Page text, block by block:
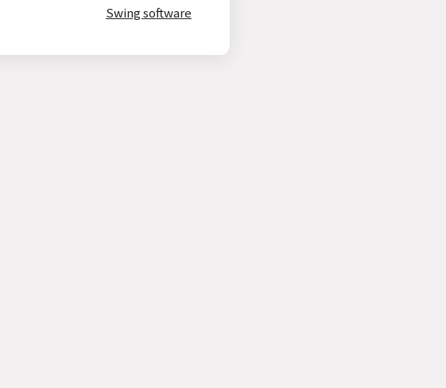
Swing software